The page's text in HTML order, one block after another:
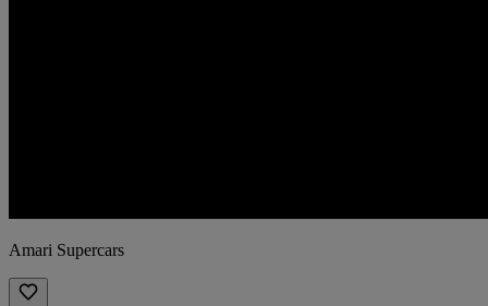
Amari Supercars